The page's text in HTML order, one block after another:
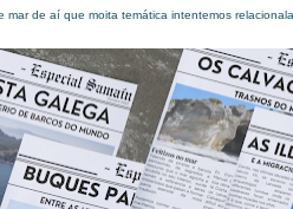
mar de aí que moita temática intentemos